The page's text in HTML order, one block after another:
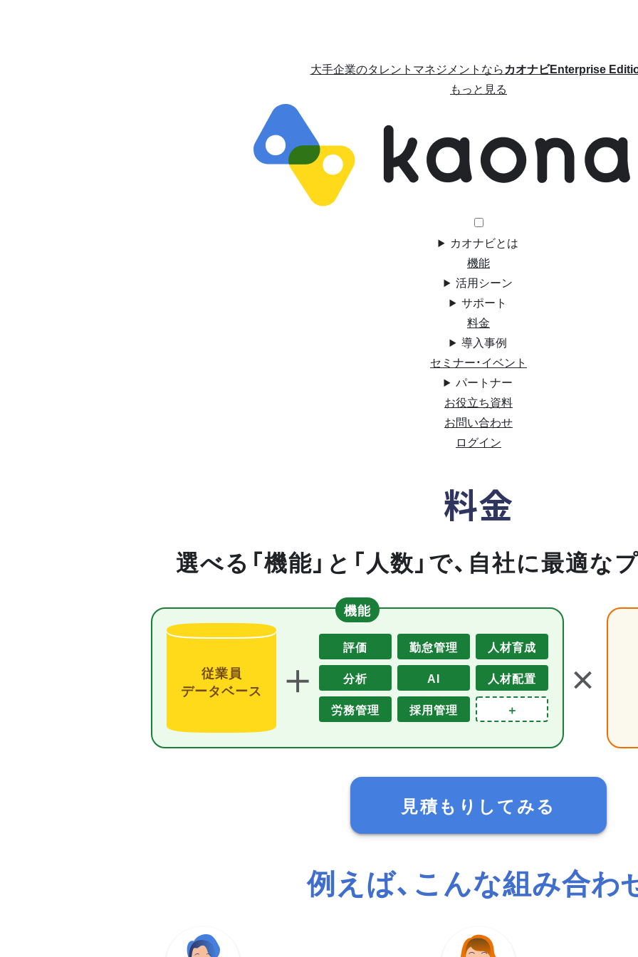
大手企業のタレントマネジメントならカオナビEnterprise
もっと見る
カオナビとは
機能
活用シーン
サポート
料金
導入事例
セミナー・イベント
パートナー
お役立ち資料
お問い合わせ
ログイン
料金
選べる「機能」と「人数」で、自社に最適な
機能
従業員
データベース
＋
評価 勤怠管理
人材育成
分析
AI
人材配置
労務管理
採用管理 ＋ ＋
見積もりしてみる
例えば、こんな組み合わ